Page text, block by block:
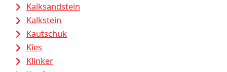
Kalksandstein
Kalkstein
Kautschuk
Kies
Klinker